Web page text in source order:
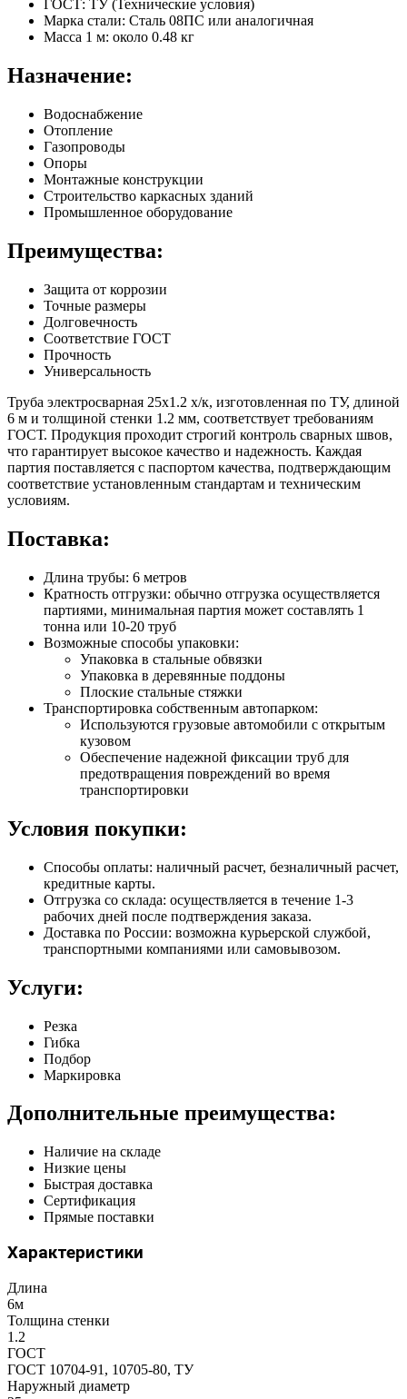
ГОСТ: ТУ (Технические условия)
Марка стали: Сталь 08ПС или аналогичная
Масса 1 м: около 0.48 кг
Назначение:
Водоснабжение
Отопление
Газопроводы
Опоры
Монтажные конструкции
Строительство каркасных зданий
Промышленное оборудование
Преимущества:
Защита от коррозии
Точные размеры
Долговечность
Соответствие ГОСТ
Прочность
Универсальность
Труба электросварная 25х1.2 х/к, изготовленная по ТУ, длиной
6 м и толщиной стенки 1.2 мм, соответствует требованиям
ГОСТ. Продукция проходит строгий контроль сварных швов,
что гарантирует высокое качество и надежность. Каждая
партия поставляется с паспортом качества, подтверждающим
соответствие установленным стандартам и техническим
условиям.
Поставка:
Длина трубы: 6 метров
Кратность отгрузки: обычно отгрузка осуществляется
партиями, минимальная партия может составлять 1
тонна или 10-20 труб
Возможные способы упаковки:
Упаковка в стальные обвязки
Упаковка в деревянные поддоны
Плоские стальные стяжки
Транспортировка собственным автопарком:
Используются грузовые автомобили с открытым
кузовом
Обеспечение надежной фиксации труб для
предотвращения повреждений во время
транспортировки
Условия покупки:
Способы оплаты: наличный расчет, безналичный расчет,
кредитные карты.
Отгрузка со склада: осуществляется в течение 1-3
рабочих дней после подтверждения заказа.
Доставка по России: возможна курьерской службой,
транспортными компаниями или самовывозом.
Услуги:
Резка
Гибка
Подбор
Маркировка
Дополнительные преимущества:
Наличие на складе
Низкие цены
Быстрая доставка
Сертификация
Прямые поставки
Характеристики
Длина
6м
Толщина стенки
1.2
ГОСТ
ГОСТ 10704-91, 10705-80, ТУ
Наружный диаметр